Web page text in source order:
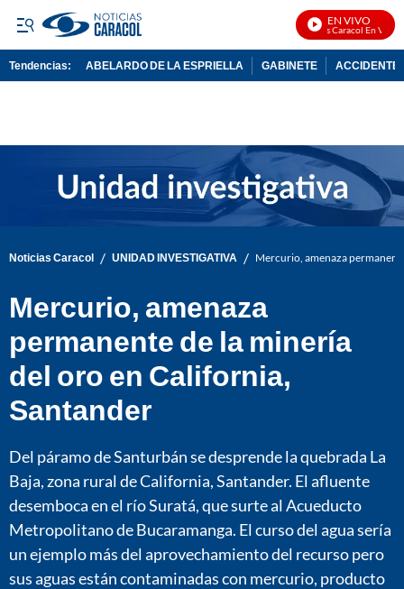
EN VIVO
Noticias Caracol En Vivo
Tendencias: ABELARDO DE LA ESPRIELLA GABINETE ACCIDENTE
Noticias Caracol / UNIDAD INVESTIGATIVA / Mercurio, amenaza
Mercurio, amenaza
permanente de la minería
del oro en California,
Santander
Del páramo de Santurbán se desprende la quebrada La
Baja, zona rural de California, Santander. El afluente
desemboca en el río Suratá, que surte al Acueducto
Metropolitano de Bucaramanga. El curso del agua sería
un ejemplo más del aprovechamiento del recurso pero
sus aguas están contaminadas con mercurio, producto